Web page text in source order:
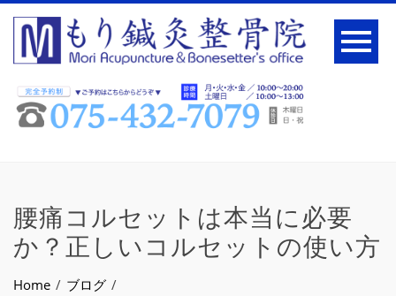
腰痛コルセットは本当に必要
か？正しいコルセットの使い方
Home
ブログ